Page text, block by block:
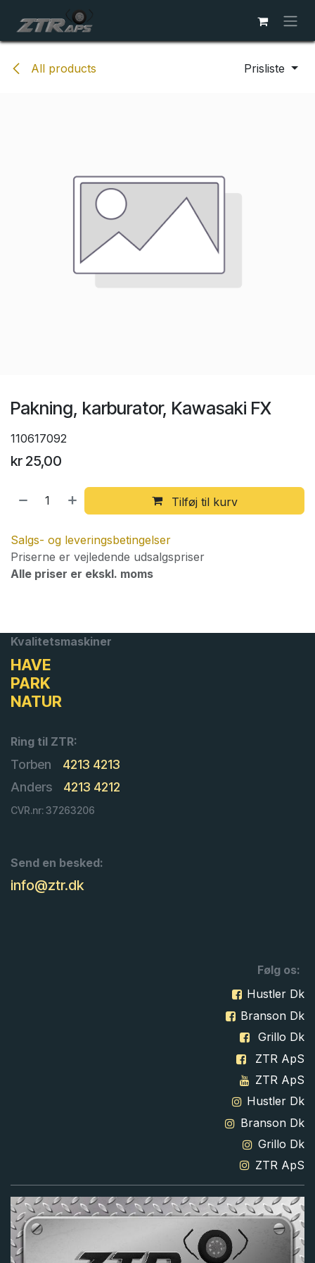
All products Prisliste
Pakning, karburator, Kawasaki FX
110617092
kr 25,00
Tilføj til kurv
Salgs- og leveringsbetingelser
Priserne er vejledende udsalgspriser
Alle priser er ekskl. moms
Kvalitetsmaskiner
HAVE
PARK
NATUR
Ring til ZTR:
Torben
4213 4213
Anders
4213 4212
CVR.nr: 37263206
Send en besked:
info@ztr.dk
Følg os:
Hustler Dk
Branson Dk
Grillo Dk
ZTR ApS
ZTR ApS
Hustler Dk
Branson Dk
Grillo Dk
ZTR ApS